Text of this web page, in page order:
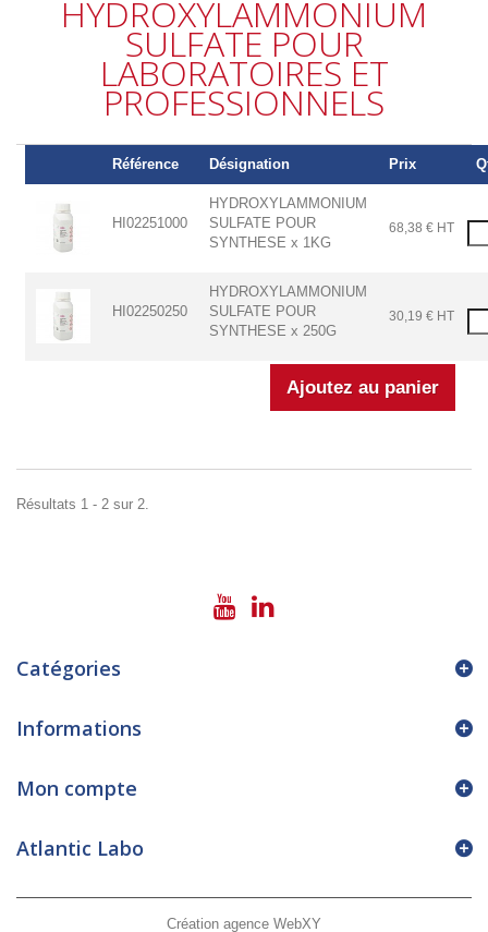
HYDROXYLAMMONIUM
SULFATE POUR
LABORATOIRES ET
PROFESSIONNELS
Référence Désignation Prix
HI02251000
HYDROXYLAMMONIUM
SULFATE POUR
SYNTHESE x 1KG
68,38 € HT
HI02250250
HYDROXYLAMMONIUM
SULFATE POUR
SYNTHESE x 250G
30,19 € HT
Résultats 1 - 2 sur 2.
Catégories
Informations
Création agence WebXY
Mon compte
Atlantic Labo